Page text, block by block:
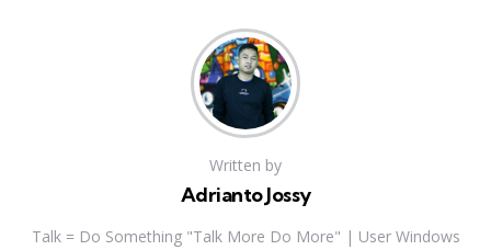
Written by
Adrianto Jossy
Talk = Do Something "Talk More Do More" | User Windows